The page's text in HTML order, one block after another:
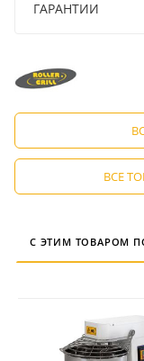
ГАРАНТИИ
ВСЕ
С ЭТИМ ТОВАРОМ